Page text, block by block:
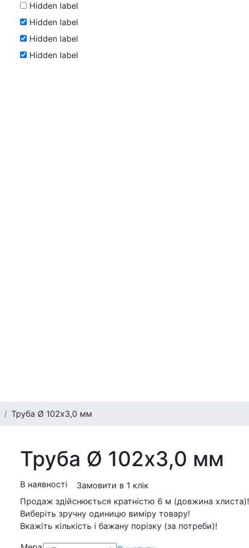
Hidden label
Hidden label
Hidden label
Hidden label
Труба Ø 102х3,0 мм
Труба Ø 102х3,0 мм
В наявності
Замовити в 1 клік
Продаж здійснюється кратністю 6 м (довжина хлиста)!
Виберіть зручну одиницю виміру товару!
Вкажіть кількість і бажану порізку (за потреби)!